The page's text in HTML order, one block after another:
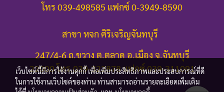
โทร 039-498585 แฟกซ์ 0-3949-8590
สาขา หจก ศิริเจริญจันทบุรี
247/4-6 ถ.ขวาง ต.ตลาด อ.เมือง จ.จันทบุรี
22000โทร.039-322878 แฟกซ์ 039-311091
เว็บไซต์นี้มีการใช้งานคุกกี้ เพื่อเพิ่มประสิทธิภาพและประสบการณ์ที่ดี
ในการใช้งานเว็บไซต์ของท่าน ท่านสามารถอ่านรายละเอียดเพิ่มเติม